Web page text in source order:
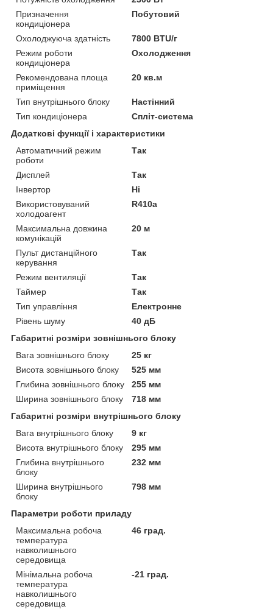
Призначення
кондиціонера
Побутовий
Охолоджуюча здатність
7800 BTU/г
Режим роботи
кондиціонера
Охолодження
Рекомендована площа
приміщення
20 кв.м
Тип внутрішнього блоку
Настінний
Тип кондиціонера
Спліт-система
Додаткові функції і характеристики
Автоматичний режим
роботи
Так
Дисплей
Так
Інвертор
Ні
Використовуваний
холодоагент
R410a
Максимальна довжина
комунікацій
20 м
Пульт дистанційного
керування
Так
Режим вентиляції
Так
Таймер
Так
Тип управління
Електронне
Рівень шуму
40 дБ
Габаритні розміри зовнішнього блоку
Вага зовнішнього блоку
25 кг
Висота зовнішнього блоку
525 мм
Глибина зовнішнього блоку
255 мм
Ширина зовнішнього блоку
718 мм
Габаритні розміри внутрішнього блоку
Вага внутрішнього блоку
9 кг
Висота внутрішнього блоку
295 мм
Глибина внутрішнього
блоку
232 мм
Ширина внутрішнього
блоку
798 мм
Параметри роботи приладу
Максимальна робоча
температура
навколишнього
середовища
46 град.
Мінімальна робоча
температура
навколишнього
середовища
-21 град.